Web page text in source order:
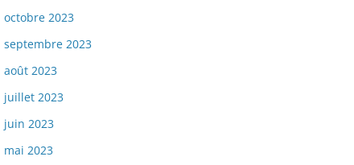
octobre 2023
septembre 2023
août 2023
juillet 2023
juin 2023
mai 2023